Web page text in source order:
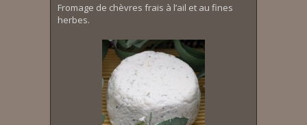
Fromage de chèvres frais à l’ail et au fines
herbes.